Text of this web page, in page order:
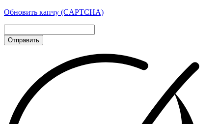
Обновить капчу (CAPTCHA)
Отправить